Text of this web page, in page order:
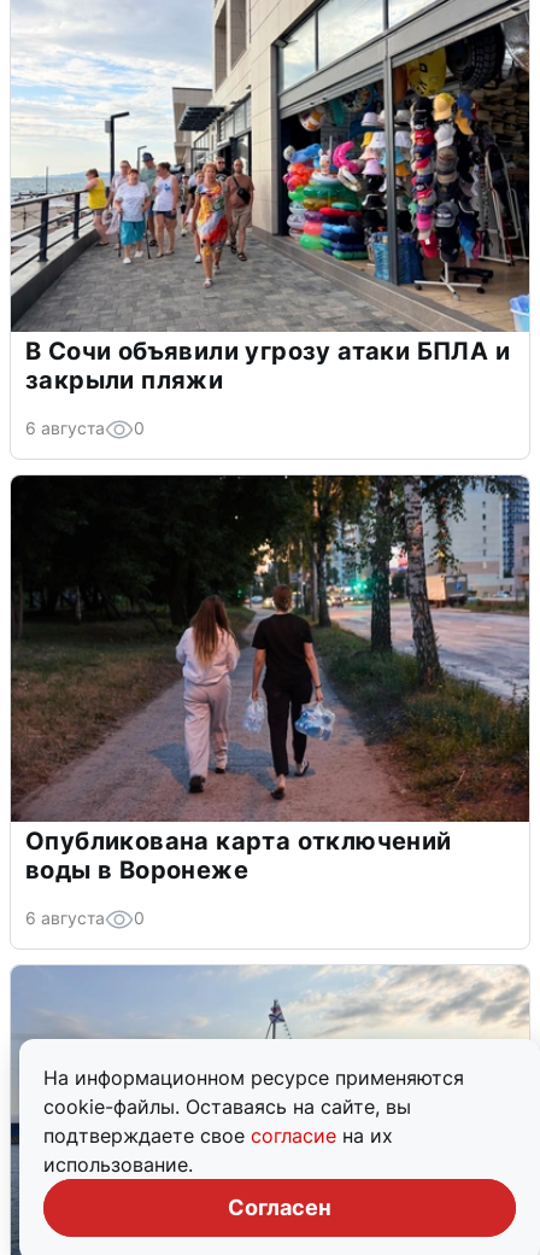
На информационном ресурсе применяются
cookie-файлы. Оставаясь на сайте, вы
подтверждаете свое согласие на их
использование.
Согласен
В Сочи объявили угрозу атаки БПЛА и
закрыли пляжи
6 августа 0
Опубликована карта отключений
воды в Воронеже
6 августа 0